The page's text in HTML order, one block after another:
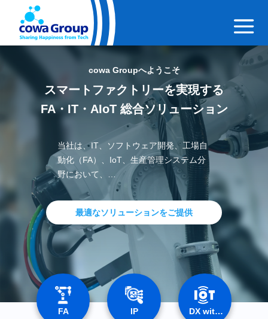
cowa Groupへようこそ
スマートファクトリーを実現する
FA・IT・AIoT 総合ソリューション
当社は、IT、ソフトウェア開発、工場自
動化（FA）、IoT、生産管理システム分
野において、
企業のデジタルトランスフォーメーショ
ン（DX）および業務効率化を支援する
ソリューションと製品を提供していま
す。
最適なソリューションをご提供
FA IP
DX with